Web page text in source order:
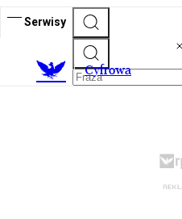
Serwisy
Cyfrowa